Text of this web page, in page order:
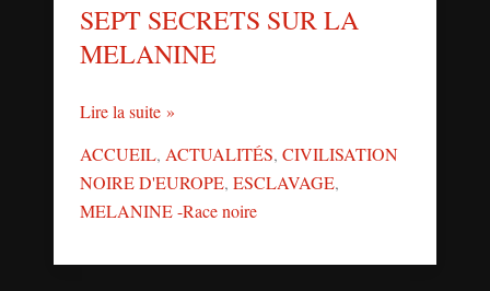
SEPT SECRETS SUR LA
MELANINE
Lire la suite »
ACCUEIL, ACTUALITÉS, CIVILISATION
NOIRE D'EUROPE, ESCLAVAGE,
MELANINE -Race noire